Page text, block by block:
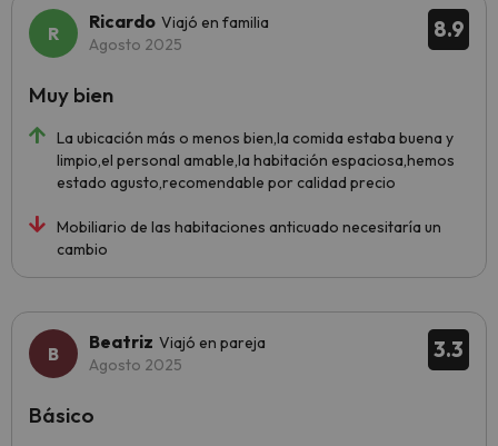
8.9
Ricardo Viajó en familia
Agosto 2025
La ubicación más o menos bien,la comida estaba buena y
limpio,el personal amable,la habitación espaciosa,hemos
estado agusto,recomendable por calidad precio
Mobiliario de las habitaciones anticuado necesitaría un
cambio
Muy bien
3.3
Beatriz Viajó en pareja
Agosto 2025
Básico